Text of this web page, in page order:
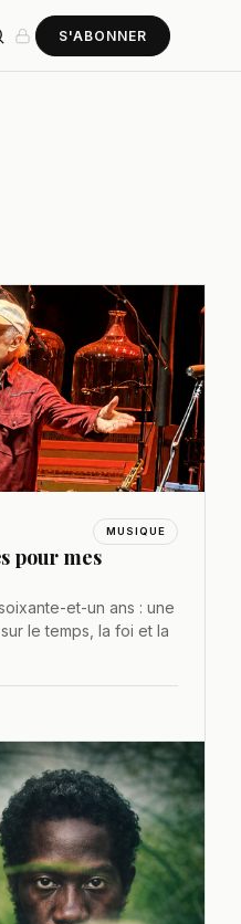
S'ABONNER
MUSIQUE
pour mes
et-un ans : une
le temps, la foi et la